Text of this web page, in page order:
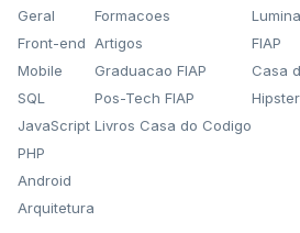
Geral
Front-end
Mobile
SQL
JavaScript
PHP
Android
Arquitetura
Formacoes
Artigos
Graduacao FIAP
Pos-Tech FIAP
Livros Casa do Codigo
Lumina
FIAP
Casa